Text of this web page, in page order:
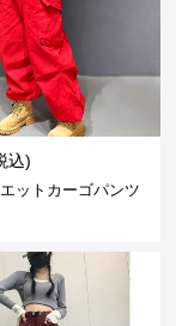
込)
ットカーゴパンツ